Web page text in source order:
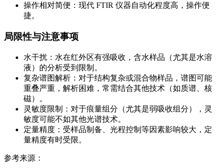
操作相对简便：现代 FTIR 仪器自动化程度高，操作便
捷。
局限性与注意事项
水干扰：水在红外区有强吸收，含水样品（尤其是水溶
液）的分析受到限制。
复杂谱图解析：对于结构复杂或混合物样品，谱图可能
重叠严重，解析困难，常需结合其他技术（如质谱、核
磁）。
灵敏度限制：对于痕量组分（尤其是弱吸收组分），灵
敏度可能不如其他光谱技术。
定量精度：受样品制备、光程控制等因素影响较大，定
量精度有时受限。
参考来源：